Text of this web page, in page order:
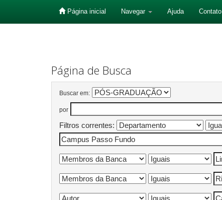
Página inicial Navegar Ajuda Contato
Página de Busca
Buscar em:
por
Filtros correntes: